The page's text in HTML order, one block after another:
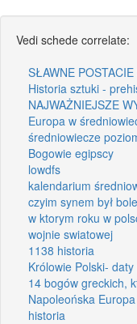
Vedi schede correlate:
SŁAWNE
Historia sztuki -
NAJWAŻNIEJSZE
Europa w
średniowiecze
Bogowie egipscy
lowdfs
kalendarium
czyim synem był
w ktorym roku w
wojnie swiatowej
1138 historia
Królowie Polski-
14 bogów greckich,
Napoleońska Europa
historia